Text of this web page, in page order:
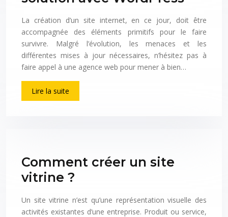
La création d’un site internet, en ce jour, doit être
accompagnée des éléments primitifs pour le faire
survivre. Malgré l’évolution, les menaces et les
différentes mises à jour nécessaires, n’hésitez pas à
faire appel à une agence web pour mener à bien…
Lire la suite
Comment créer un site
vitrine ?
Un site vitrine n’est qu’une représentation visuelle des
activités existantes d’une entreprise. Produit ou service,